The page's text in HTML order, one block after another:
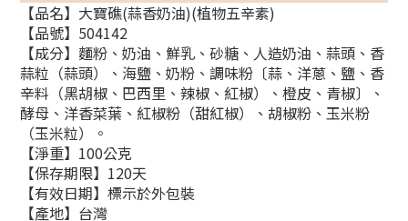
【品名】大寶礁(蒜香奶油)(植物五辛素)
【品號】504142
【成分】 麵粉、奶油、鮮乳、砂糖、人造奶油、蒜頭、香
蒜粒（蒜頭）、海鹽、奶粉、調味粉〔蒜、洋蔥、鹽、香
辛料（黑胡椒、巴西里、辣椒、紅椒）、橙皮、青椒〕、
酵母、洋香菜葉、紅椒粉（甜紅椒）、胡椒粉、玉米粉
（玉米粒）。
【淨重】100公克
【保存期限】120天
【有效日期】標示於外包裝
【產地】台灣